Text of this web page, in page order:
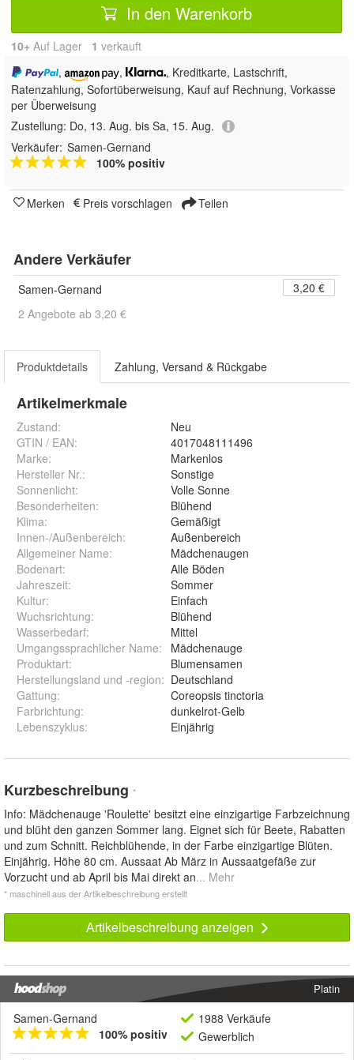
In den Warenkorb
10+ Auf Lager 1 verkauft
,
,
, Kreditkarte, Lastschrift,
Ratenzahlung, Sofortüberweisung, Kauf auf Rechnung, Vorkasse
per Überweisung
Zustellung: Do, 13. Aug. bis Sa, 15. Aug.
Verkäufer: Samen-Gernand
100% positiv
Merken Preis vorschlagen Teilen
Andere Verkäufer
Samen-Gernand
3,20 €
2 Angebote ab 3,20 €
Produktdetails Zahlung, Versand & Rückgabe
Artikelmerkmale
Zustand:
Neu
GTIN / EAN:
4017048111496
Marke:
Markenlos
Hersteller Nr.:
Sonstige
Sonnenlicht:
Volle Sonne
Besonderheiten:
Blühend
Klima:
Gemäßigt
Innen-/Außenbereich:
Außenbereich
Allgemeiner Name:
Mädchenaugen
Bodenart:
Alle Böden
Jahreszeit:
Sommer
Kultur:
Einfach
Wuchsrichtung:
Blühend
Wasserbedarf:
Mittel
Umgangssprachlicher Name:
Mädchenauge
Produktart:
Blumensamen
Herstellungsland und -region: Deutschland
Gattung:
Coreopsis tinctoria
Farbrichtung:
dunkelrot-Gelb
Lebenszyklus: Einjährig
Kurzbeschreibung *
Info: Mädchenauge 'Roulette' besitzt eine einzigartige Farbzeichnung
und blüht den ganzen Sommer lang. Eignet sich für Beete, Rabatten
und zum Schnitt. Reichblühende, in der Farbe einzigartige Blüten.
Einjährig. Höhe 80 cm. Aussaat Ab März in Aussaatgefäße zur
Vorzucht und ab April bis Mai direkt an... Mehr
* maschinell aus der Artikelbeschreibung erstellt
Artikelbeschreibung anzeigen
Platin
Samen-Gernand
100% positiv
1988 Verkäufe
Gewerblich